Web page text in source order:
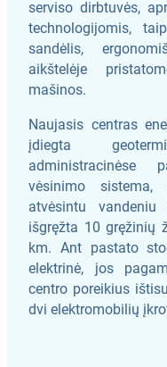
serviso dirbtuvės,
technologijomis,
sandėlis,
aikštelėje
mašinos.
Naujasis centras
įdiegta
administracinėse
vėsinimo sistema,
atvėsintu
išgręžta 10 gręžinių
km. Ant pastato
elektrinė, jos
centro poreikius
dvi elektromobilių